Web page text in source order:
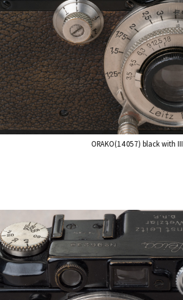
ORAKO(14057) black with III